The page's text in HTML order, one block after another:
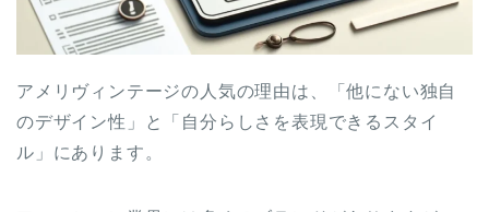
アメリヴィンテージの人気の理由は、「他にない独自
のデザイン性」と「自分らしさを表現できるスタイ
ル」にあります。